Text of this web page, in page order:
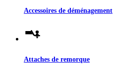
Accessoires de déménagement
Attaches de remorque